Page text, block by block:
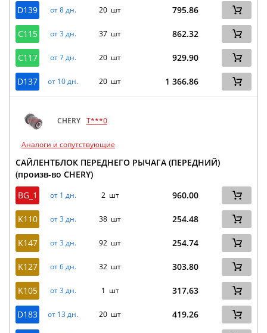
D139 от 8 дн. 20 шт 795.86
C115 от 3 дн. 37 шт 862.32
C117 от 7 дн. 20 шт 929.90
D137 от 10 дн. 20 шт 1 366.86
CHERY T***0
Аналоги и сопутствующие
САЙЛЕНТБЛОК ПЕРЕДНЕГО РЫЧАГА (ПЕРЕДНИЙ)
(произв-во CHERY)
BG_1
от 1 дн. 2 шт 960.00
K110 от 3 дн. 38 шт 254.48
K147 от 3 дн. 92 шт 254.74
K127 от 6 дн. 32 шт 303.80
K105 от 3 дн. 1 шт 317.63
D183 от 13 дн. 20 шт 419.26